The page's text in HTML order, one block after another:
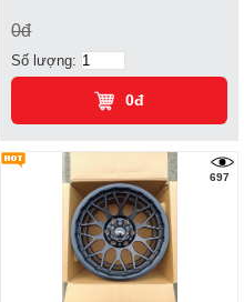
0đ
Số lượng:
0đ
697